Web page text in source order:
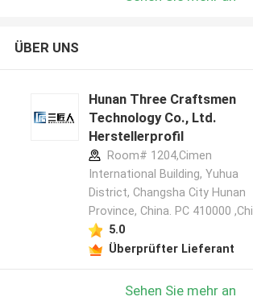
ÜBER UNS
Hunan Three Craftsmen
Technology Co., Ltd.
Herstellerprofil
Room# 1204,Cimen
International Building, Yuhua
District, Changsha City Hunan
Province, China. PC 410000
5.0
Überprüfter Lieferant
Sehen Sie mehr an